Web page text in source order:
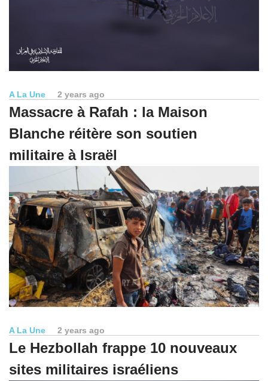
A La Une 2 years ago
Massacre à Rafah : la Maison
Blanche réitère son soutien
militaire à Israël
A La Une 2 years ago
Le Hezbollah frappe 10 nouveaux
sites militaires israéliens